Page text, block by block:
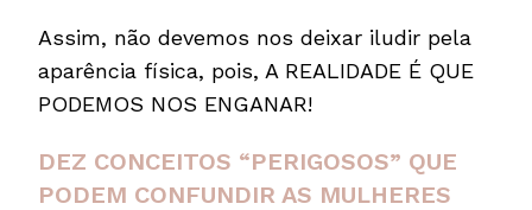
Assim, não devemos nos deixar iludir pela
aparência física, pois, A REALIDADE É QUE
PODEMOS NOS ENGANAR!
DEZ CONCEITOS “PERIGOSOS” QUE
PODEM CONFUNDIR AS MULHERES